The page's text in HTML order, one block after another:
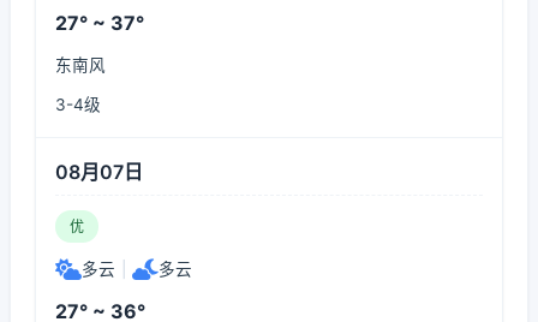
27° ~ 37°
东南风
3-4级
08月07日
优
多云 多云
27° ~ 36°